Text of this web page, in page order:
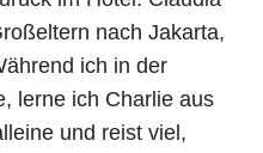
nach Jakarta,
ich in der
lerne ich Charlie aus
und reist viel,